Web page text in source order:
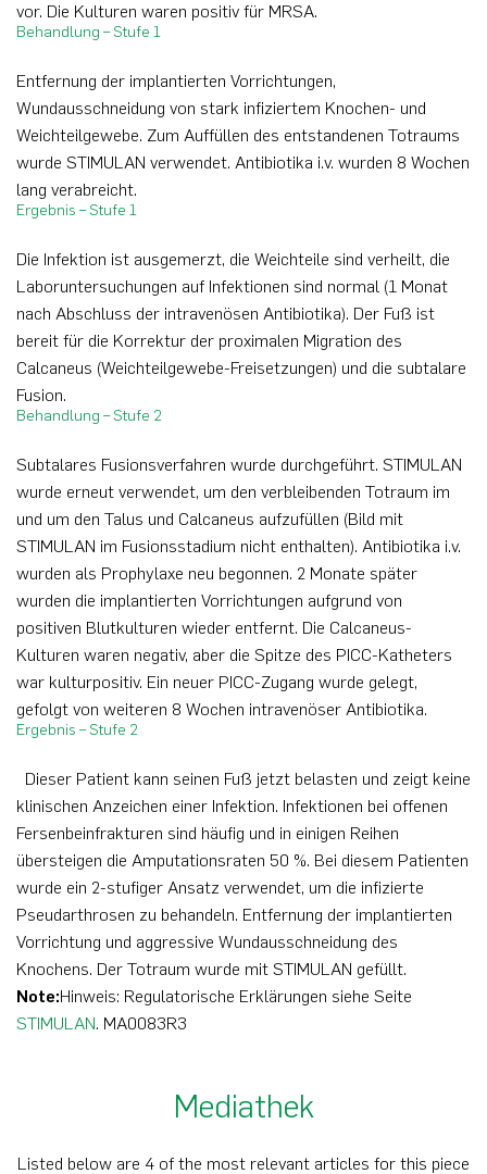
vor. Die Kulturen waren positiv für MRSA.
Behandlung – Stufe 1
Entfernung der implantierten Vorrichtungen,
Wundausschneidung von stark infiziertem Knochen- und
Weichteilgewebe. Zum Auffüllen des entstandenen Totraums
wurde STIMULAN verwendet. Antibiotika i.v. wurden 8 Wochen
lang verabreicht.
Ergebnis – Stufe 1
Die Infektion ist ausgemerzt, die Weichteile sind verheilt, die
Laboruntersuchungen auf Infektionen sind normal (1 Monat
nach Abschluss der intravenösen Antibiotika). Der Fuß ist
bereit für die Korrektur der proximalen Migration des
Calcaneus (Weichteilgewebe-Freisetzungen) und die subtalare
Fusion.
Behandlung – Stufe 2
Subtalares Fusionsverfahren wurde durchgeführt. STIMULAN
wurde erneut verwendet, um den verbleibenden Totraum im
und um den Talus und Calcaneus aufzufüllen (Bild mit
STIMULAN im Fusionsstadium nicht enthalten). Antibiotika i.v.
wurden als Prophylaxe neu begonnen. 2 Monate später
wurden die implantierten Vorrichtungen aufgrund von
positiven Blutkulturen wieder entfernt. Die Calcaneus-
Kulturen waren negativ, aber die Spitze des PICC-Katheters
war kulturpositiv. Ein neuer PICC-Zugang wurde gelegt,
gefolgt von weiteren 8 Wochen intravenöser Antibiotika.
Ergebnis – Stufe 2
Dieser Patient kann seinen Fuß jetzt belasten und zeigt keine
klinischen Anzeichen einer Infektion. Infektionen bei offenen
Fersenbeinfrakturen sind häufig und in einigen Reihen
übersteigen die Amputationsraten 50 %. Bei diesem Patienten
wurde ein 2-stufiger Ansatz verwendet, um die infizierte
Pseudarthrosen zu behandeln. Entfernung der implantierten
Vorrichtung und aggressive Wundausschneidung des
Knochens. Der Totraum wurde mit STIMULAN gefüllt.
Note:Hinweis: Regulatorische Erklärungen siehe Seite
STIMULAN. MA0083R3
Mediathek
Listed below are 4 of the most relevant articles for this piece